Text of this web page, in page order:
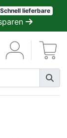
Schnell lieferbare